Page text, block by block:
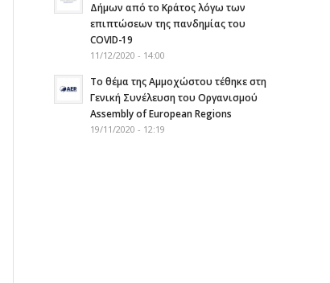
Δήμων από το Κράτος λόγω των
επιπτώσεων της πανδημίας του
COVID-19
11/12/2020 - 14:00
Το θέμα της Αμμοχώστου τέθηκε στη
Γενική Συνέλευση του Οργανισμού
Assembly of European Regions
19/11/2020 - 12:19